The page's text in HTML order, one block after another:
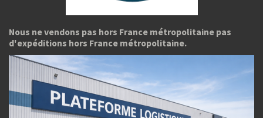
Nous ne vendons pas hors France métropolitaine pas
d'expéditions hors France métropolitaine.